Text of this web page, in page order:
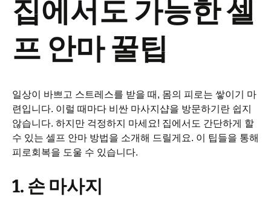
집에서도 가능한 셀
프 안마 꿀팁
일상이 바쁘고 스트레스를 받을 때, 몸의 피로는 쌓이기 마
련입니다. 이럴 때마다 비싼 마사지샵을 방문하기란 쉽지
않습니다. 하지만 걱정하지 마세요! 집에서도 간단하게 할
수 있는 셀프 안마 방법을 소개해 드릴게요. 이 팁들을 통해
피로회복을 도울 수 있습니다.
1. 손 마사지